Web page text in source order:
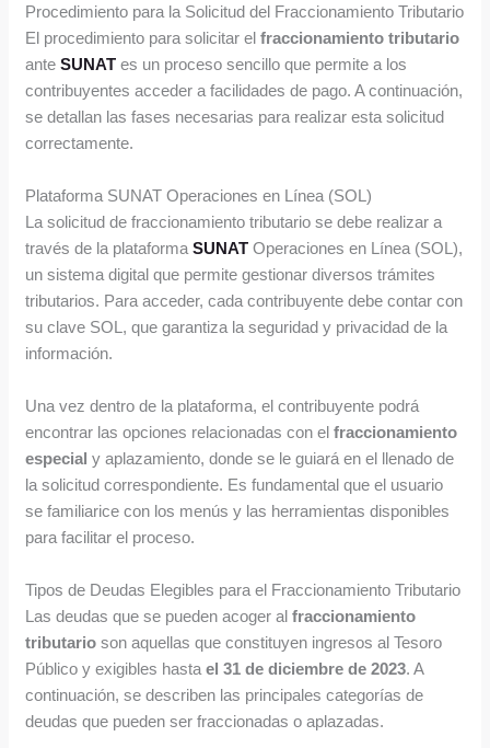
Procedimiento para la Solicitud del Fraccionamiento Tributario
El procedimiento para solicitar elfraccionamiento tributario
anteSUNAT es un proceso sencillo que permite a los
contribuyentes acceder a facilidades de pago. A continuación,
se detallan las fases necesarias para realizar esta solicitud
correctamente.
Plataforma SUNAT Operaciones en Línea (SOL)
La solicitud de fraccionamiento tributario se debe realizar a
través de la plataformaSUNAT Operaciones en Línea (SOL),
un sistema digital que permite gestionar diversos trámites
tributarios. Para acceder, cada contribuyente debe contar con
su clave SOL, que garantiza la seguridad y privacidad de la
información.
Una vez dentro de la plataforma, el contribuyente podrá
encontrar las opciones relacionadas con elfraccionamiento
especial y aplazamiento, donde se le guiará en el llenado de
la solicitud correspondiente. Es fundamental que el usuario
se familiarice con los menús y las herramientas disponibles
para facilitar el proceso.
Tipos de Deudas Elegibles para el Fraccionamiento Tributario
Las deudas que se pueden acoger alfraccionamiento
tributario son aquellas que constituyen ingresos al Tesoro
Público y exigibles hastael 31 de diciembre de 2023. A
continuación, se describen las principales categorías de
deudas que pueden ser fraccionadas o aplazadas.